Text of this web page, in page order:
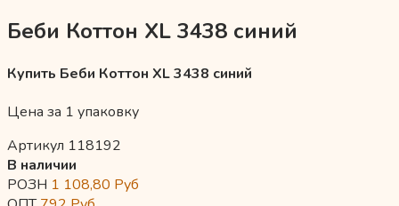
Беби Коттон XL 3438 синий
Купить Беби Коттон XL 3438 синий
Цена за 1 упаковку
Артикул 118192
В наличии
РОЗН 1 108,80 Руб